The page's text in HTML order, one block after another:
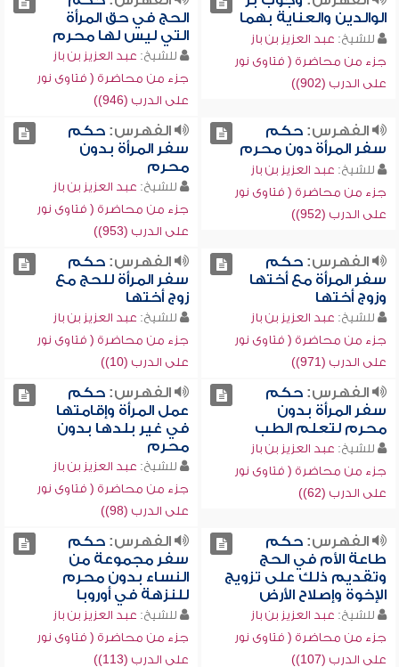
الوالدين والعناية بهما
للشيخ: عبد العزيز بن باز
جزء من محاضرة ( فتاوى نور
على الدرب (902))
الحج في حق المرأة
التي ليس لها محرم
للشيخ: عبد العزيز بن باز
جزء من محاضرة ( فتاوى نور
على الدرب (946))
الفهرس:حكم
سفر المرأة دون محرم
للشيخ: عبد العزيز بن باز
جزء من محاضرة ( فتاوى نور
على الدرب (952))
الفهرس:حكم
سفر المرأة بدون
محرم
للشيخ: عبد العزيز بن باز
جزء من محاضرة ( فتاوى نور
على الدرب (953))
الفهرس:حكم
سفر المرأة مع أختها
وزوج أختها
للشيخ: عبد العزيز بن باز
جزء من محاضرة ( فتاوى نور
على الدرب (971))
الفهرس:حكم
سفر المرأة للحج مع
زوج أختها
للشيخ: عبد العزيز بن باز
جزء من محاضرة ( فتاوى نور
على الدرب (10))
الفهرس:حكم
سفر المرأة بدون
محرم لتعلم الطب
للشيخ: عبد العزيز بن باز
جزء من محاضرة ( فتاوى نور
على الدرب (62))
الفهرس:حكم
عمل المرأة وإقامتها
في غير بلدها بدون
محرم
للشيخ: عبد العزيز بن باز
جزء من محاضرة ( فتاوى نور
على الدرب (98))
الفهرس:حكم
طاعة الأم في الحج
وتقديم ذلك على تزويج
الإخوة وإصلاح الأرض
للشيخ: عبد العزيز بن باز
جزء من محاضرة ( فتاوى نور
على الدرب (107))
الفهرس:حكم
سفر مجموعة من
النساء بدون محرم
للنزهة في أوروبا
للشيخ: عبد العزيز بن باز
جزء من محاضرة ( فتاوى نور
على الدرب (113))